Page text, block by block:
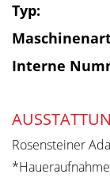
Typ:
Interne
Rosensteiner